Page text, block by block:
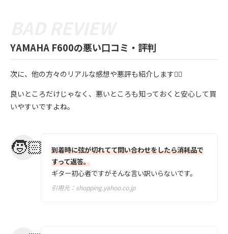
YAMAHA F600の悪い口コミ・評判
次に、他の方々のリアルな感想や悪評も紹介します💁‍♀️
良いところだけじゃなく、悪いところも知っておくと安心して買
いやすいですよね。
到着時に弦が切れてて問い合わせをしたら消耗品で
すって返答。
ギター初心者ですがそんな言い訳いらないです。
引用元： shopping.yahoo.co.jp